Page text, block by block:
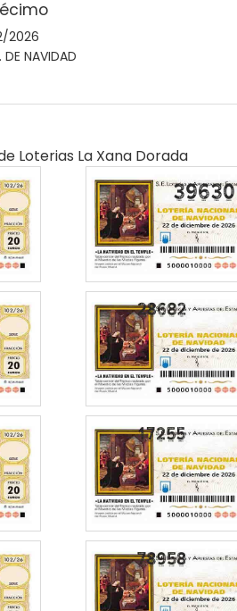
2026
NAVIDAD
Loterias La Xana Dorada
39630